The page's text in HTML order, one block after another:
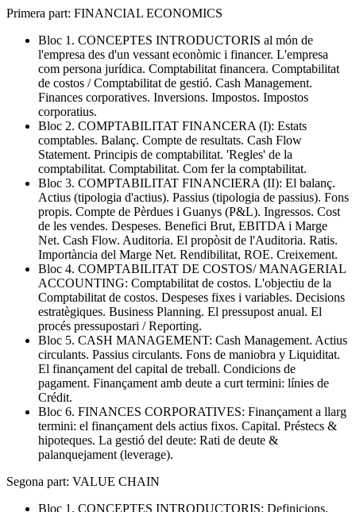
Primera part: FINANCIAL ECONOMICS
Bloc 1. CONCEPTES INTRODUCTORIS al món de
l'empresa des d'un vessant econòmic i financer. L'empresa
com persona jurídica. Comptabilitat financera. Comptabilitat
de costos / Comptabilitat de gestió. Cash Management.
Finances corporatives. Inversions. Impostos. Impostos
corporatius.
Bloc 2. COMPTABILITAT FINANCERA (I): Estats
comptables. Balanç. Compte de resultats. Cash Flow
Statement. Principis de comptabilitat. 'Regles' de la
comptabilitat. Comptabilitat. Com fer la comptabilitat.
Bloc 3. COMPTABILITAT FINANCIERA (II): El balanç.
Actius (tipologia d'actius). Passius (tipologia de passius). Fons
propis. Compte de Pèrdues i Guanys (P&L). Ingressos. Cost
de les vendes. Despeses. Benefici Brut, EBITDA i Marge
Net. Cash Flow. Auditoria. El propòsit de l'Auditoria. Ratis.
Importància del Marge Net. Rendibilitat, ROE. Creixement.
Bloc 4. COMPTABILITAT DE COSTOS/ MANAGERIAL
ACCOUNTING: Comptabilitat de costos. L'objectiu de la
Comptabilitat de costos. Despeses fixes i variables. Decisions
estratègiques. Business Planning. El pressupost anual. El
procés pressupostari / Reporting.
Bloc 5. CASH MANAGEMENT: Cash Management. Actius
circulants. Passius circulants. Fons de maniobra y Liquiditat.
El finançament del capital de treball. Condicions de
pagament. Finançament amb deute a curt termini: línies de
Crédit.
Bloc 6. FINANCES CORPORATIVES: Finançament a llarg
termini: el finançament dels actius fixos. Capital. Préstecs &
hipoteques. La gestió del deute: Rati de deute &
palanquejament (leverage).
Segona part: VALUE CHAIN
Bloc 1. CONCEPTES INTRODUCTORIS: Definicions.